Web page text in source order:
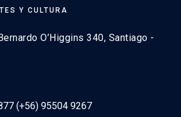
Y CULTURA
O’Higgins 340, Santiago -
(+56) 95504 9267